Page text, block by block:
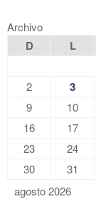
Archivo
agosto 2026
D L
2 3
9
10
16
17
23
24
30
31